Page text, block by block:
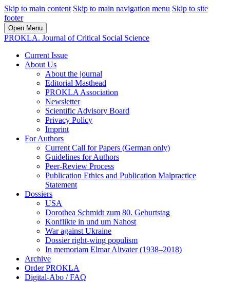
Skip to main content Skip to main navigation menu Skip to site
footer
Open Menu
PROKLA. Journal of Critical Social Science
Current Issue
About Us
About the journal
Editorial Masthead
PROKLA Association
Newsletter
Scientific Advisory Board
Privacy Policy
Imprint
For Authors
Current Call for Papers (German only)
Guidelines for Authors
Peer-Review Process
Publication Ethics and Publication Malpractice
Statement
Dossiers
USA
Dorothea Schmidt zum 80. Geburtstag
Konflikte in und um Nahost
War against Ukraine
Dossier right-wing populism
In me­mo­ri­am Elmar Altvater (1938–2018)
Archive
Order PROKLA
Digital-Abo / FAQ